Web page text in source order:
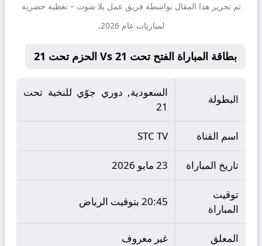
تم تحرير هذا المقال بواسطة فريق عمل يلا شوت – تغطية حصرية
لمباريات عام 2026.
بطاقة المباراة الفتح تحت 21 Vs الحزم تحت 21
البطولة
السعودية, دوري جوّي للنخبة تحت
21
اسم القناة STC TV
تاريخ المباراة 23 مايو 2026
توقيت
المباراة
20:45 بتوقيت الرياض
المعلق غير معروف